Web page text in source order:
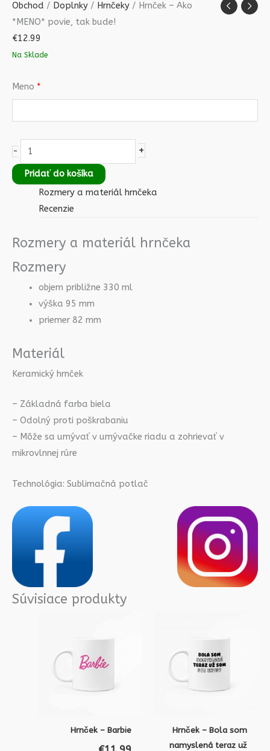
Obchod / Doplnky / Hrnčeky / Hrnček – Ako
*MENO* povie, tak bude!
€12.99
Na Sklade
Meno *
- +
Pridať do košíka
Rozmery a materiál hrnčeka
Recenzie
Rozmery a materiál hrnčeka
Rozmery
objem približne 330 ml
výška 95 mm
priemer 82 mm
Materiál
Keramický hrnček
– Základná farba biela
– Odolný proti poškrabaniu
– Môže sa umývať v umývačke riadu a zohrievať v
mikrovlnnej rúre
Technológia: Sublimačná potlač
Súvisiace produkty
Hrnček – Barbie
Hrnček – Bola som
namyslená teraz už